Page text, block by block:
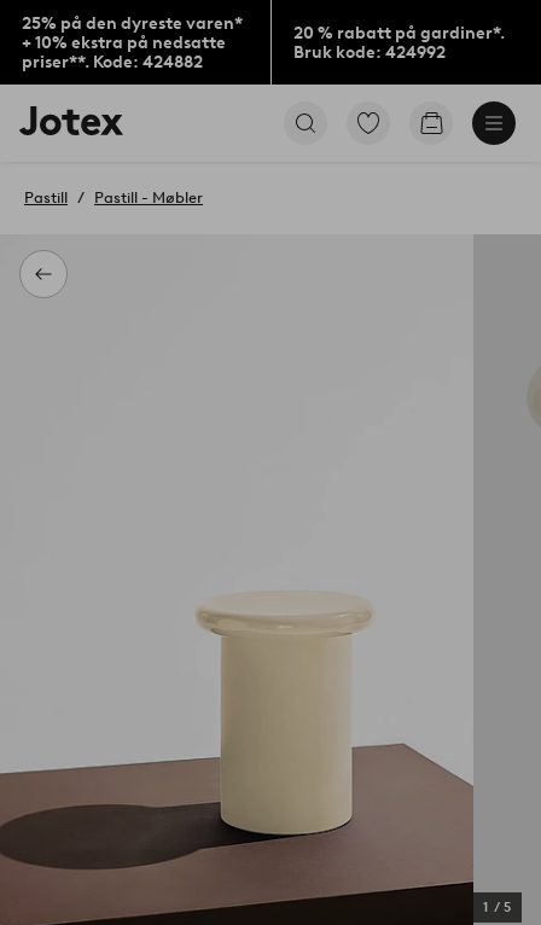
25% på den dyreste varen*
+ 10% ekstra på nedsatte
priser**. Kode: 424882
20 % rabatt på gardiner*.
Bruk kode: 424992
Jotex’
logo
til
Gå
Gå
Tilbake
Pastill Pastill - Møbler
1 / 5